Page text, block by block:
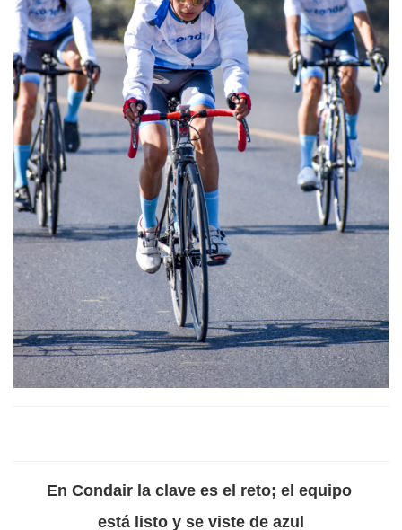
En Condair la clave es el reto; el equipo
está listo y se viste de azul